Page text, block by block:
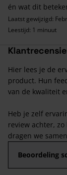
én wat dit
Laatst gewijzigd:
Leestijd: 1 minuut
Hier lees je de
product. Hun
van de kwaliteit
Heb je zelf
review achter,
dragen we
Beoordeling